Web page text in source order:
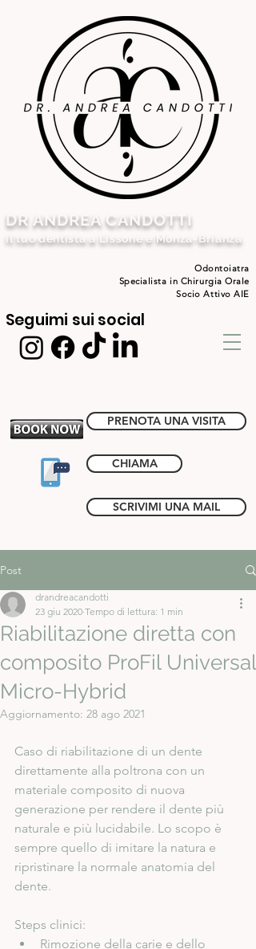
Odontoiatra
Specialista in Chirurgia Orale
Socio Attivo AIE
DR ANDREA CANDOTTI
il tuo dentista a Lissone e Monza-Brianza
Seguimi sui social
PRENOTA UNA VISITA
CHIAMA
SCRIVIMI UNA MAIL
Post
Riabilitazione diretta con
composito ProFil Universal
Micro-Hybrid
drandreacandotti
23 giu 2020 Tempo di lettura: 1 min
Aggiornamento: 28 ago 2021
Caso di riabilitazione di un dente
direttamente alla poltrona con un
materiale composito di nuova
generazione per rendere il dente più
naturale e più lucidabile. Lo scopo è
sempre quello di imitare la natura e
ripristinare la normale anatomia del
dente.
Steps clinici:
Rimozione della carie e dello